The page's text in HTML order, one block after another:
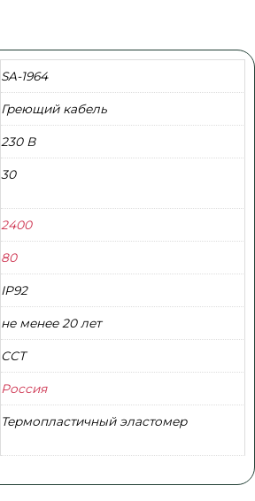
SA-1964
Греющий кабель
230 В
30
2400
80
IP92
не менее 20 лет
ССТ
Россия
Термопластичный эластомер